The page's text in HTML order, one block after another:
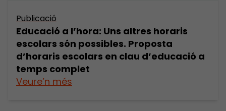
Publicació
Educació a l’hora: Uns altres horaris
escolars són possibles. Proposta
d’horaris escolars en clau d’educació a
temps complet
Veure’n més